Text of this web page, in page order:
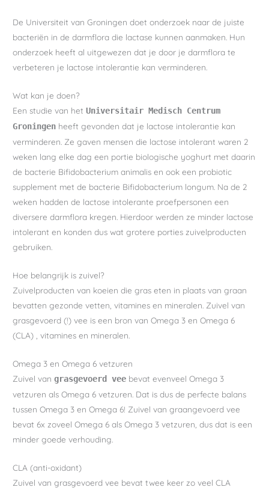
De Universiteit van Groningen doet onderzoek naar de juiste
bacteriën in de darmflora die lactase kunnen aanmaken. Hun
onderzoek heeft al uitgewezen dat je door je darmflora te
verbeteren je lactose intolerantie kan verminderen.
Wat kan je doen?
Een studie van hetUniversitair Medisch Centrum
Groningen heeft gevonden dat je lactose intolerantie kan
verminderen. Ze gaven mensen die lactose intolerant waren 2
weken lang elke dag een portie biologische yoghurt met daarin
de bacterie Bifidobacterium animalis en ook een probiotic
supplement met de bacterie Bifidobacterium longum. Na de 2
weken hadden de lactose intolerante proefpersonen een
diversere darmflora kregen. Hierdoor werden ze minder lactose
intolerant en konden dus wat grotere porties zuivelproducten
gebruiken.
Hoe belangrijk is zuivel?
Zuivelproducten van koeien die gras eten in plaats van graan
bevatten gezonde vetten, vitamines en mineralen. Zuivel van
grasgevoerd (!) vee is een bron van Omega 3 en Omega 6
(CLA) , vitamines en mineralen.
Omega 3 en Omega 6 vetzuren
Zuivel vangrasgevoerd vee bevat evenveel Omega 3
vetzuren als Omega 6 vetzuren. Dat is dus de perfecte balans
tussen Omega 3 en Omega 6! Zuivel van graangevoerd vee
bevat 6x zoveel Omega 6 als Omega 3 vetzuren, dus dat is een
minder goede verhouding.
CLA (anti-oxidant)
Zuivel van grasgevoerd vee bevat twee keer zo veel CLA